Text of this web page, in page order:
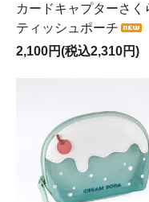
カードキャプターさく
ティッシュポーチ
2,100円(税込2,310円)